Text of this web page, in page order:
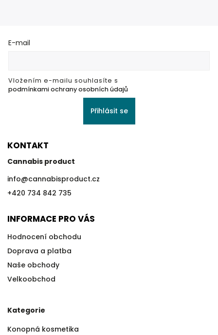
E-mail
Vložením e-mailu souhlasíte s
podmínkami ochrany osobních údajů
Přihlásit se
KONTAKT
Cannabis product
info@cannabisproduct.cz
+420 734 842 735
INFORMACE PRO VÁS
Hodnocení obchodu
Doprava a platba
Naše obchody
Velkoobchod
Kategorie
Konopná kosmetika